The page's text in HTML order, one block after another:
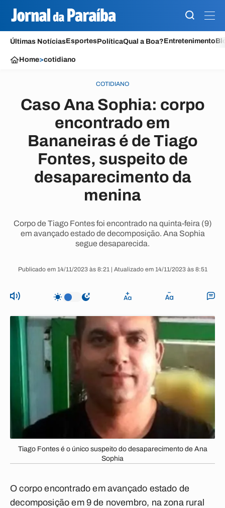
Últimas NotíciasEsportesPolíticaQual a Boa?Entretenimento
Home>cotidiano
COTIDIANO
Caso Ana Sophia: corpo
encontrado em
Bananeiras é de Tiago
Fontes, suspeito de
desaparecimento da
menina
Corpo de Tiago Fontes foi encontrado na quinta-feira (9)
em avançado estado de decomposição. Ana Sophia
segue desaparecida.
Publicado em 14/11/2023 às 8:21 | Atualizado em 14/11/2023 às 8:51
Tiago Fontes é o único suspeito do desaparecimento de Ana
Sophia
O corpo encontrado em avançado estado de
decomposição em 9 de novembro, na zona rural